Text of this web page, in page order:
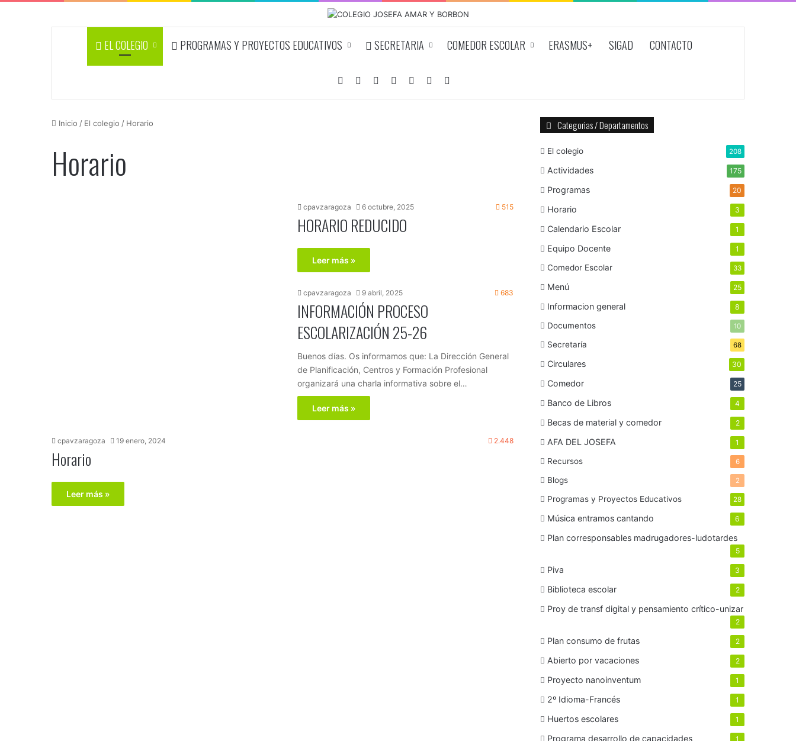
EL COLEGIO PROGRAMAS Y PROYECTOS EDUCATIVOS SECRETARIA COMEDOR ESCOLAR ERASMUS+ SIGAD CONTACTO
FacebookYouTubeInstagramAccesoPublicación al azar
Barra lateral
Inicio / El colegio / Horario
Horario
cpavzaragoza 6 octubre, 2025 515
HORARIO REDUCIDO
Leer más »
cpavzaragoza 9 abril, 2025 683
INFORMACIÓN PROCESO
ESCOLARIZACIÓN 25-26
Buenos días. Os informamos que: La Dirección General
de Planificación, Centros y Formación Profesional
organizará una charla informativa sobre el…
Leer más »
cpavzaragoza 19 enero, 2024 2.448
Horario
Leer más »
Categorias / Departamentos
El colegio 208
Actividades 175
Programas 20
Horario 3
Calendario Escolar 1
Equipo Docente 1
Comedor Escolar 33
Menú 25
Informacion general 8
Documentos 10
Secretaría 68
Circulares 30
Comedor 25
Banco de Libros 4
Becas de material y comedor 2
AFA DEL JOSEFA 1
Recursos 6
Blogs 2
Programas y Proyectos Educativos 28
Música entramos cantando 6
Plan corresponsables madrugadores-ludotardes
5
Piva 3
Biblioteca escolar 2
Proy de transf digital y pensamiento crítico-unizar
2
Plan consumo de frutas 2
Abierto por vacaciones 2
Proyecto nanoinventum 1
2º Idioma-Francés 1
Huertos escolares 1
Programa desarrollo de capacidades 1